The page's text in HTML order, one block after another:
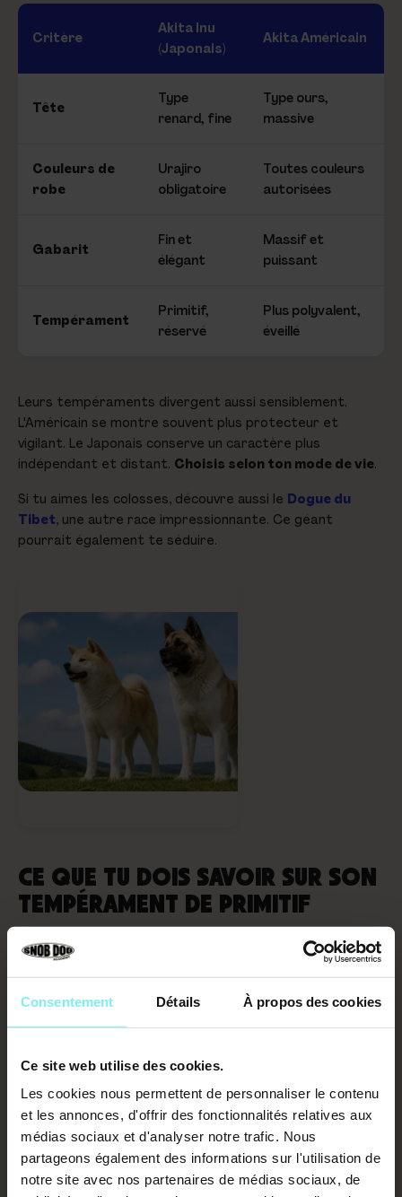
Consentement Détails À propos des cookies
Ce site web utilise des cookies.
Les cookies nous permettent de personnaliser le contenu
et les annonces, d'offrir des fonctionnalités relatives aux
médias sociaux et d'analyser notre trafic. Nous
partageons également des informations sur l'utilisation de
notre site avec nos partenaires de médias sociaux, de
Critère
Akita Inu
(Japonais)
Akita Américain
Tête
Type
renard, fine
Type ours,
massive
Couleurs de
robe
Urajiro
obligatoire
Toutes couleurs
autorisées
Gabarit
Fin et
élégant
Massif et
puissant
Tempérament
Primitif,
réservé
Plus polyvalent,
éveillé
Leurs tempéraments divergent aussi sensiblement.
L'Américain se montre souvent plus protecteur et
vigilant. Le Japonais conserve un caractère plus
indépendant et distant. Choisis selon ton mode de vie.
Si tu aimes les colosses, découvre aussi le Dogue du
Tibet, une autre race impressionnante. Ce géant
pourrait également te séduire.
CE QUE TU DOIS SAVOIR SUR SON
TEMPÉRAMENT DE PRIMITIF
Comprendre son allure est une chose, mais
décrypter
son esprit de chien primitif
est le vrai défi pour toi.
Indépendance et territorialité : un
caractère bien trempé
L'Akita Inu appartient au groupe 5. Ses instincts restent
proches du loup. Cela lui confère une autonomie de
décision impressionnante au quotidien.
Il se méfie naturellement des étrangers. Ton compagnon
n'est pas un chien de fête. Il protège son foyer avec un
calme déterminé.